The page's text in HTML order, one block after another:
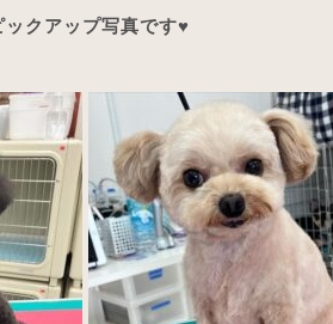
クアップ写真です♥